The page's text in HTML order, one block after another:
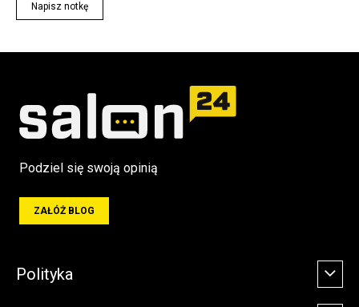
Napisz notkę
Podziel się swoją opinią
ZAŁÓŻ BLOG
Polityka